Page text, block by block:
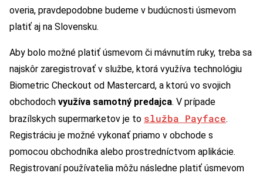
overia, pravdepodobne budeme v budúcnosti úsmevom
platiť aj na Slovensku.
Aby bolo možné platiť úsmevom či mávnutím ruky, treba sa
najskôr zaregistrovať v službe, ktorá využíva technológiu
Biometric Checkout od Mastercard, a ktorú vo svojich
obchodoch využíva samotný predajca. V prípade
brazílskych supermarketov je to služba Payface.
Registráciu je možné vykonať priamo v obchode s
pomocou obchodníka alebo prostredníctvom aplikácie.
Registrovaní používatelia môžu následne platiť úsmevom